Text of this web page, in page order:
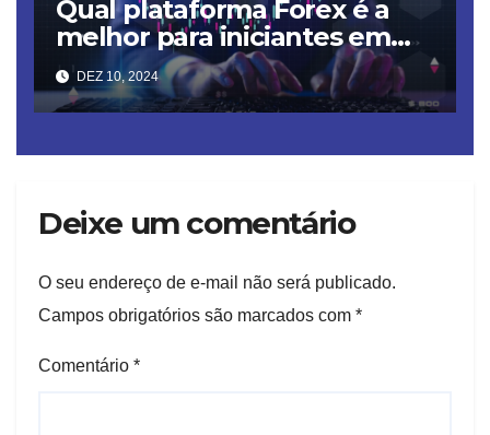
Qual plataforma Forex é a
melhor para iniciantes em
2025? FXNovus vs. outras
DEZ 10, 2024
Deixe um comentário
O seu endereço de e-mail não será publicado.
Campos obrigatórios são marcados com *
Comentário *